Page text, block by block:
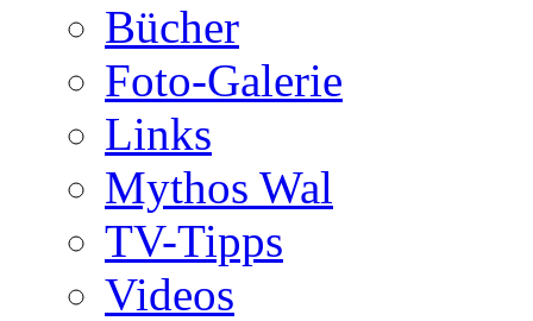
Bücher
Foto-Galerie
Links
Mythos Wal
TV-Tipps
Videos